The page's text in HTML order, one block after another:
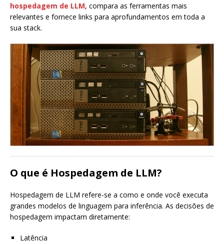
hospedagem de LLM, compara as ferramentas mais
relevantes e fornece links para aprofundamentos em toda a
sua stack.
O que é Hospedagem de LLM?
Hospedagem de LLM refere-se a como e onde você executa
grandes modelos de linguagem para inferência. As decisões de
hospedagem impactam diretamente:
Latência